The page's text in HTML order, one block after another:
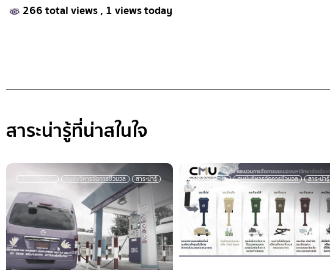
266 total views, 1 views today
สาระน่ารู้ที่น่าสในใจ
การจัดการขยะ ศูนย์บริหารจัดการชีวมวล สาระน่ารู้ การจัดการขยะ สาระน่ารู้